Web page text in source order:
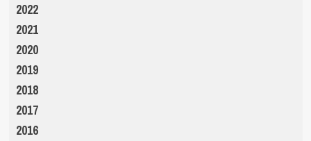
2022
2021
2020
2019
2018
2017
2016